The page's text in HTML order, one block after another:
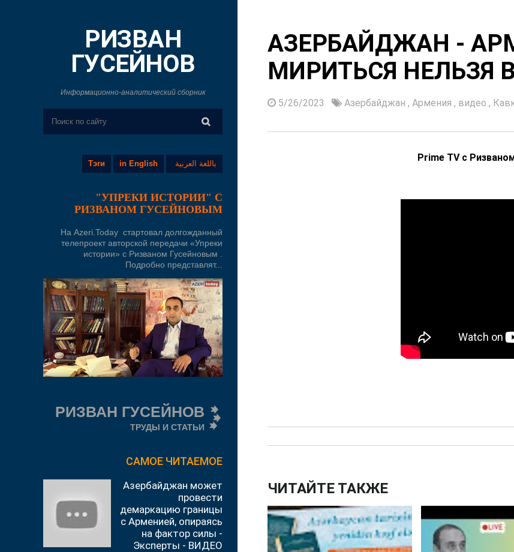
РИЗВАН
ГУСЕЙНОВ
Информационно-аналитический сборник
باللغة العربية in English
Тэги
"УПРЕКИ ИСТОРИИ" С
РИЗВАНОМ ГУСЕЙНОВЫМ
На Azeri.Today стартовал долгожданный
телепроект авторской передачи «Упреки
истории» с Ризваном Гусейновым .
Подробно представлят...
РИЗВАН ГУСЕЙНОВ
ТРУДЫ И СТАТЬИ
САМОЕ ЧИТАЕМОЕ
Азербайджан может
провести
демаркацию границы
с Арменией, опираясь
на фактор силы -
Эксперты - ВИДЕО
АЗЕРБАЙДЖАН -
МИРИТЬСЯ НЕЛЬЗЯ
5/26/2023 Азербайджан , Армения , видео ,
Prime TV с
ЧИТАЙТЕ ТАКЖЕ